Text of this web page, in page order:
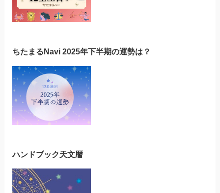
ちたまるNavi 2025年下半期の運勢は？
ハンドブック天文暦